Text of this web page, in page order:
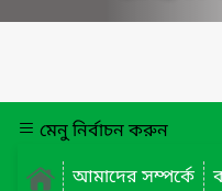
মেনু নির্বাচন করুন
আমাদের সম্পর্কে